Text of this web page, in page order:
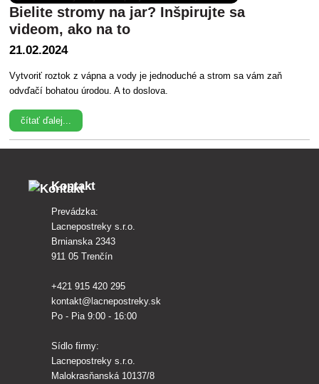
Bielite stromy na jar? Inšpirujte sa
videom, ako na to
21.02.2024
Vytvoriť roztok z vápna a vody je jednoduché a strom sa vám zaň
odvďačí bohatou úrodou. A to doslova.
čítať ďalej...
Kontakt
Prevádzka:
Lacnepostreky s.r.o.
Brnianska 2343
911 05 Trenčín
+421 915 420 295
kontakt@lacnepostreky.sk
Po - Pia 9:00 - 16:00
Sídlo firmy:
Lacnepostreky s.r.o.
Malokrasňanská 10137/8